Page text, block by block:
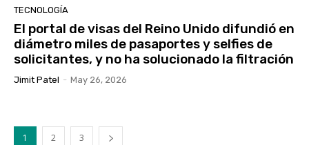
TECNOLOGÍA
El portal de visas del Reino Unido difundió en
diámetro miles de pasaportes y selfies de
solicitantes, y no ha solucionado la filtración
Jimit Patel - May 26, 2026
1 2 3